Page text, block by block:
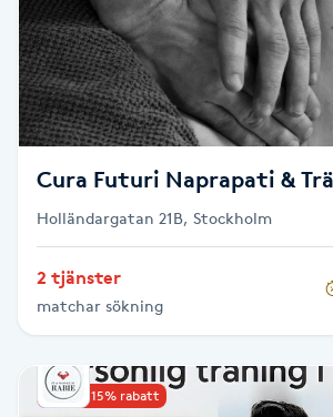
LED-ljusterapi
Liktornar
LPG
LPG-behandling
LPG-massage
Luggklippning
Cura Futuri Naprapati &
Holländargatan 21B, Stockholm
2 tjänster
matchar sökning
Upp till 15% rabatt